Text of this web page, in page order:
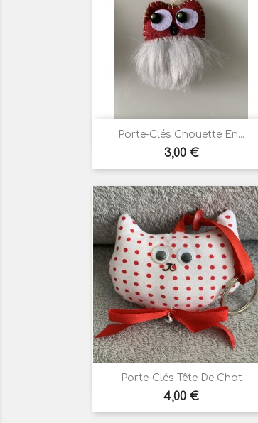
Porte-Clés Chouette En...
Prix
3,00 €
Aperçu rapide
Porte-Clés Tête De Chat
Prix
4,00 €
Aperçu rapide